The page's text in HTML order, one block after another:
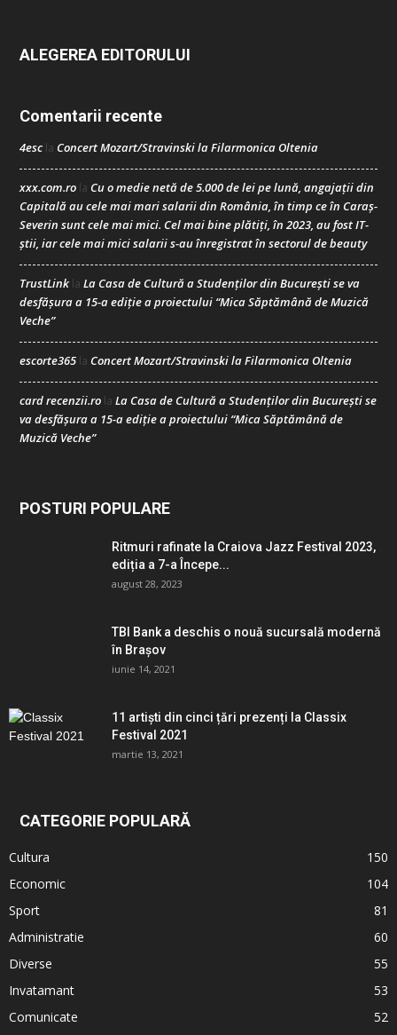
ALEGEREA EDITORULUI
Comentarii recente
4esc la Concert Mozart/Stravinski la Filarmonica Oltenia
xxx.com.ro la Cu o medie netă de 5.000 de lei pe lună, angajații din
Capitală au cele mai mari salarii din România, în timp ce în Caraș-
Severin sunt cele mai mici. Cel mai bine plătiți, în 2023, au fost IT-
știi, iar cele mai mici salarii s-au înregistrat în sectorul de beauty
TrustLink la La Casa de Cultură a Studenților din București se va
desfășura a 15-a ediție a proiectului “Mica Săptămână de Muzică
Veche”
escorte365 la Concert Mozart/Stravinski la Filarmonica Oltenia
card recenzii.ro la La Casa de Cultură a Studenților din București se
va desfășura a 15-a ediție a proiectului “Mica Săptămână de
Muzică Veche”
POSTURI POPULARE
Ritmuri rafinate la Craiova Jazz Festival 2023,
ediția a 7-a Începe...
august 28, 2023
TBI Bank a deschis o nouă sucursală modernă
în Brașov
iunie 14, 2021
11 artiști din cinci țări prezenți la Classix
Festival 2021
martie 13, 2021
CATEGORIE POPULARĂ
Cultura
150
Economic
104
Sport
81
Administratie
60
Diverse
55
Invatamant
53
Comunicate
52